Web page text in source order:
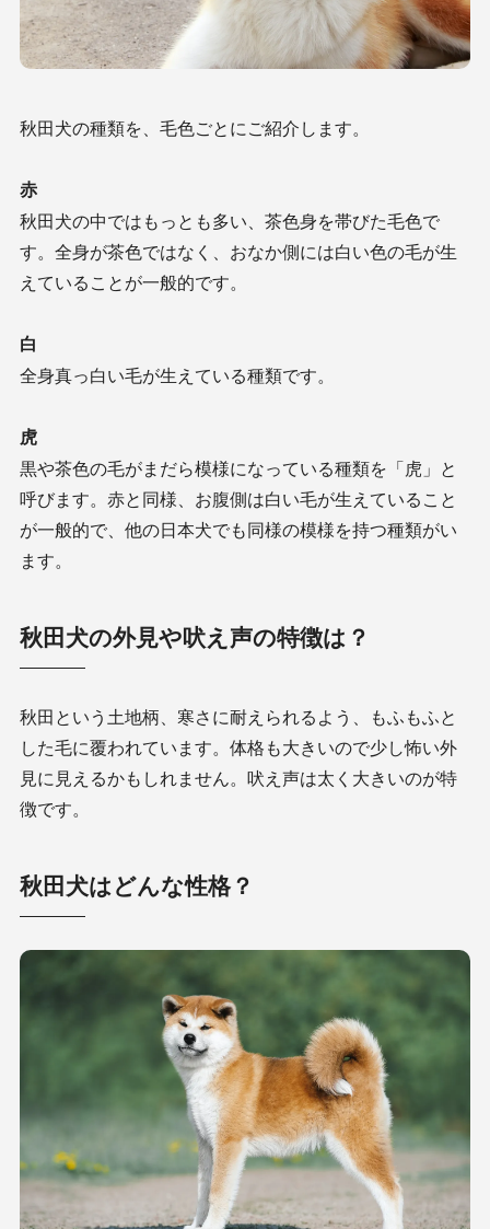
秋田犬の種類を、毛色ごとにご紹介します。
赤
秋田犬の中ではもっとも多い、茶色身を帯びた毛色で
す。全身が茶色ではなく、おなか側には白い色の毛が生
えていることが一般的です。
白
全身真っ白い毛が生えている種類です。
虎
黒や茶色の毛がまだら模様になっている種類を「虎」と
呼びます。赤と同様、お腹側は白い毛が生えていること
が一般的で、他の日本犬でも同様の模様を持つ種類がい
ます。
秋田犬の外見や吠え声の特徴は？
秋田という土地柄、寒さに耐えられるよう、もふもふと
した毛に覆われています。体格も大きいので少し怖い外
見に見えるかもしれません。吠え声は太く大きいのが特
徴です。
秋田犬はどんな性格？